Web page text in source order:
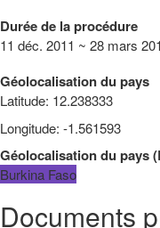
Durée de la procédure
11 déc. 2011 ~ 28 mars
Géolocalisation du pays
Latitude: 12.238333
Longitude: -1.561593
Géolocalisation du pays(
Burkina Faso
Documents